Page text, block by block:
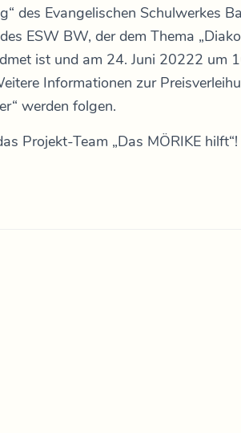
des Evangelischen Schulwerkes
ESW BW, der dem Thema
ist und am 24. Juni 20222 um
Informationen zur
werden folgen.
Projekt-Team „Das MÖRIKE hilft“!